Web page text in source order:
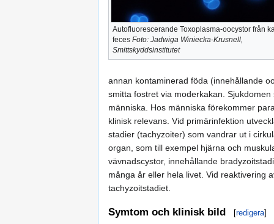
Autofluorescerande Toxoplasma-oocystor från
feces Foto: Jadwiga Winiecka-Krusnell,
Smittskyddsinstitutet
annan kontaminerad föda (innehållande
smitta fostret via moderkakan.
människa. Hos människa förekommer
klinisk relevans. Vid primärinfektion
stadier (tachyzoiter) som vandrar ut i
organ, som till exempel hjärna och
vävnadscystor, innehållande
många år eller hela livet. Vid reaktivering
tachyzoitstadiet.
Symtom och klinisk bild [redigera]